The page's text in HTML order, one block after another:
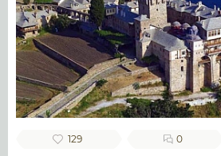
129 0